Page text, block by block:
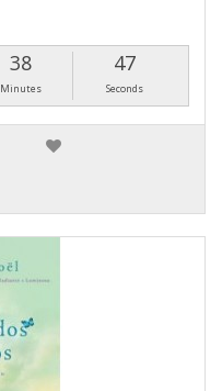
38
Minutes
46
Seconds